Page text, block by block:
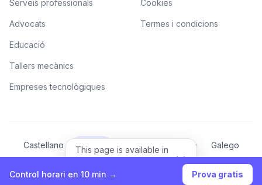
This page is available in
English.
View in English
Serveis professionals
Advocats
Educació
Tallers mecànics
Empreses tecnològiques
Cookies
Termes i condicions
Castellano Català Valencià Euskera
Galego
Control horari en 10 min →
Prova gratis